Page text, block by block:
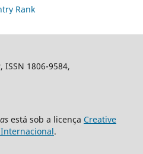
, ISSN 1806-9584,
está sob a licença Creative
.